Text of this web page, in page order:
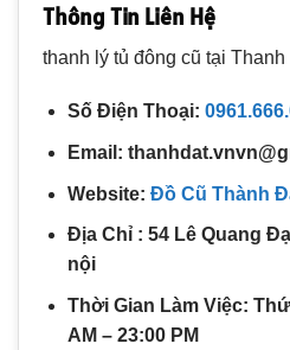
Thông Tin Liên Hệ
thanh lý tủ đông cũ tại
Số Điện Thoại:
Email:
Website: Đồ Cũ Thành
Địa Chỉ : 54 Lê Quang
nội
Thời Gian Làm Việc:
AM – 23:00 PM